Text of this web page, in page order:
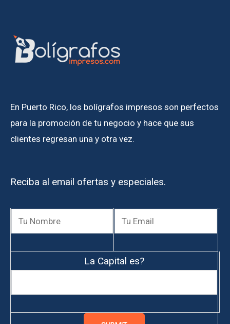
En Puerto Rico, los bolígrafos impresos son perfectos
para la promoción de tu negocio y hace que sus
clientes regresan una y otra vez.
Reciba al email ofertas y especiales.
La Capital es?